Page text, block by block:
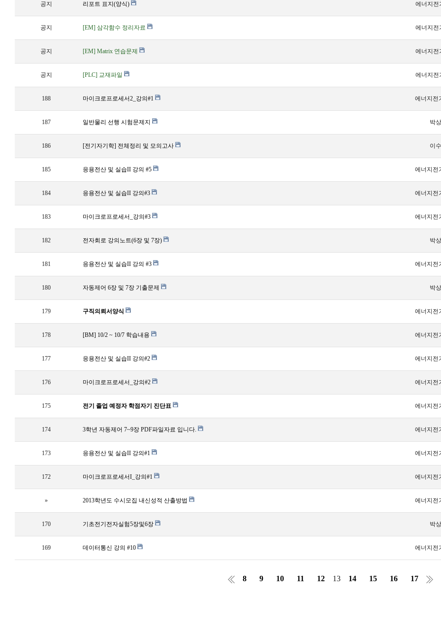
공지 리포트 표지(양식) 에너지전
공지 [EM] 삼각함수 정리자료 에너지전
공지 [EM] Matrix 연습문제 에너지전
공지 [PLC] 교재파일 에너지전
188 마이크로프로세서2_강의#1 에너지전
187 일반물리 선행 시험문제지 박
186 [전기자기학] 전체정리 및 모의고사 이
185 응용전산 및 실습II 강의 #5 에너지전
184 응용전산 및 실습II 강의#3 에너지전
183 마이크로프로세서_강의#3 에너지전
182 전자회로 강의노트(6장 및 7장) 박
181 응용전산 및 실습II 강의 #3 에너지전
180 자동제어 6장 및 7장 기출문제 박
179 구직의뢰서양식 에너지전
178 [BM] 10/2 ~ 10/7 학습내용 에너지전
177 응용전산 및 실습II 강의#2 에너지전
176 마이크로프로세서_강의#2 에너지전
175 전기 졸업 예정자 학점자기 진단표 에너지전
174 3학년 자동제어 7~9장 PDF파일자료 입니다. 에너지전
173 응용전산 및 실습II 강의#1 에너지전
172 마이크로프로세서I_강의#1 에너지전
» 2013학년도 수시모집 내신성적 산출방법 에너지전
170 기초전기전자실험5장및6장 박
169 데이터통신 강의 #10 에너지전
8 9 10 11 12 13 14 15 16 17